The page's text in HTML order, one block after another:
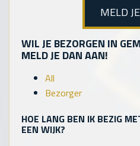
MELD
WIL JE BEZORGEN IN
MELD JE DAN AAN!
All
Bezorger
HOE LANG BEN IK BEZIG
EEN WIJK?